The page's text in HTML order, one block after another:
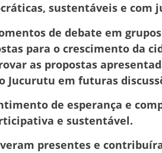
sustentáveis e com
de debate em
para o crescimento da
as propostas
Jucurutu em futuras
de esperança e
e sustentável.
presentes e